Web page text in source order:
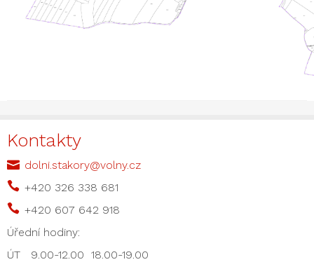
Kontakty
 dolni.stakory@volny.cz
 +420 326 338 681
 +420 607 642 918
Úřední hodiny:
ÚT 9.00-12.00 18.00-19.00